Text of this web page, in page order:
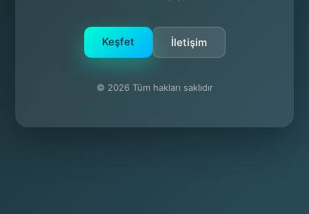
Keşfet İletişim
© 2026 Tüm hakları saklıdır